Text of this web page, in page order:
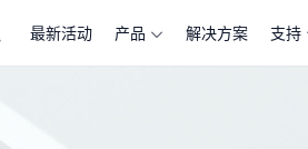
最新活动 产品 解决方案 支持